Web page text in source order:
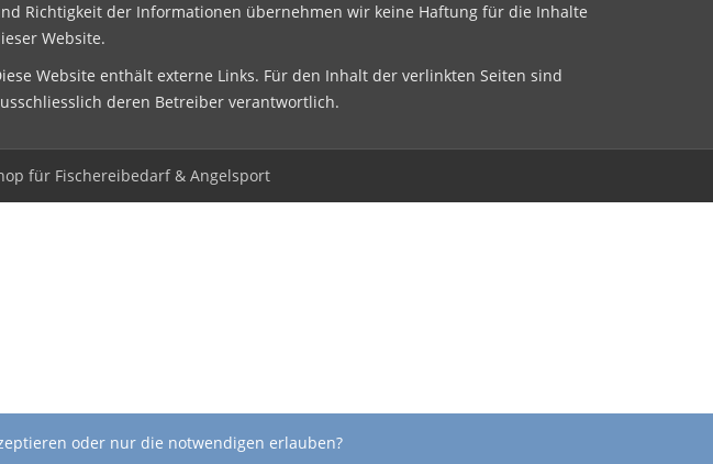
Richtigkeit der Informationen übernehmen wir keine Haftung für die Inhalte
Website.
Website enthält externe Links. Für den Inhalt der verlinkten Seiten sind
deren Betreiber verantwortlich.
für Fischereibedarf & Angelsport
oder nur die notwendigen erlauben?